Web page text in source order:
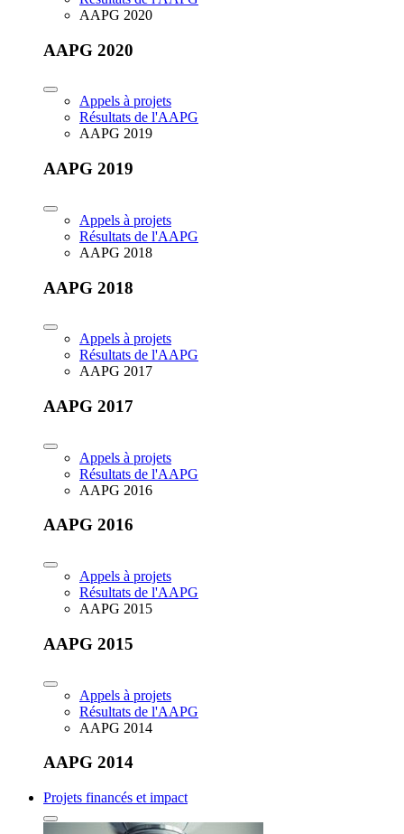
AAPG 2020
AAPG 2020
Appels à projets
Résultats de l'AAPG
AAPG 2019
AAPG 2019
Appels à projets
Résultats de l'AAPG
AAPG 2018
AAPG 2018
Appels à projets
Résultats de l'AAPG
AAPG 2017
AAPG 2017
Appels à projets
Résultats de l'AAPG
AAPG 2016
AAPG 2016
Appels à projets
Résultats de l'AAPG
AAPG 2015
AAPG 2015
Appels à projets
Résultats de l'AAPG
AAPG 2014
AAPG 2014
Projets financés et impact